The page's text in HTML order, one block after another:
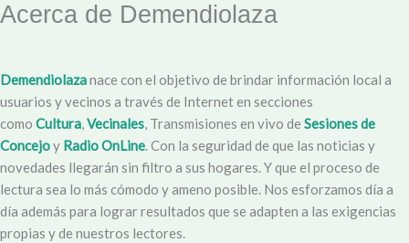
Acerca de Demendiolaza
Demendiolazanace con el objetivo de brindar información local a
usuarios y vecinos a través de Internet en secciones
como Cultura,Vecinales, Transmisiones en vivo de Sesiones de
Concejoy Radio OnLine. Con la seguridad de que las noticias y
novedades llegarán sin filtro a sus hogares. Y que el proceso de
lectura sea lo más cómodo y ameno posible. Nos esforzamos día a
día además para lograr resultados que se adapten a las exigencias
propias y de nuestros lectores.